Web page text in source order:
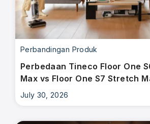
Perbandingan Produk
Perbedaan Tineco Floor One
Max vs Floor One S7 Stretch
July 30, 2026